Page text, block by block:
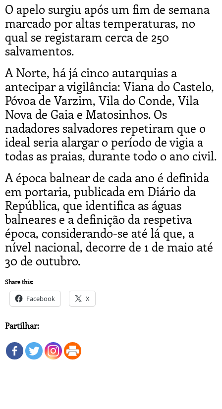
O apelo surgiu após um fim de semana
marcado por altas temperaturas, no
qual se registaram cerca de 250
salvamentos.
A Norte, há já cinco autarquias a
antecipar a vigilância: Viana do Castelo,
Póvoa de Varzim, Vila do Conde, Vila
Nova de Gaia e Matosinhos. Os
nadadores salvadores repetiram que o
ideal seria alargar o período de vigia a
todas as praias, durante todo o ano civil.
A época balnear de cada ano é definida
em portaria, publicada em Diário da
República, que identifica as águas
balneares e a definição da respetiva
época, considerando-se até lá que, a
nível nacional, decorre de 1 de maio até
30 de outubro.
Share this:
Facebook X
Partilhar: